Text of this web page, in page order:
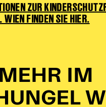
ZUR
WIEN FINDEN SIE HIER.
MEHR IM